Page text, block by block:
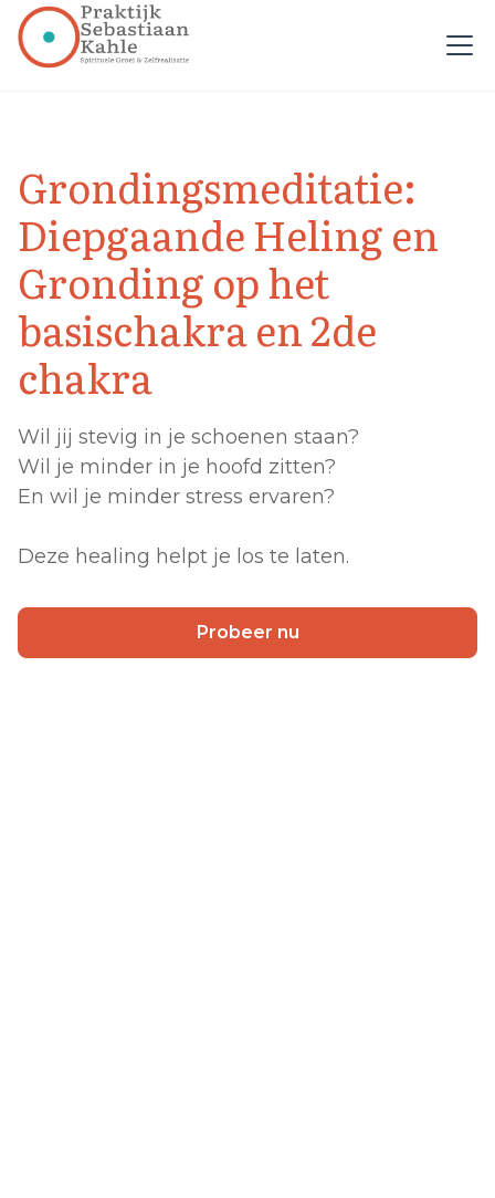
Grondingsmeditatie:
Diepgaande Heling en
Gronding op het
basischakra en 2de
chakra
Wil jij stevig in je schoenen staan?
Wil je minder in je hoofd zitten?
En wil je minder stress ervaren?
Deze healing helpt je los te laten.
Probeer nu